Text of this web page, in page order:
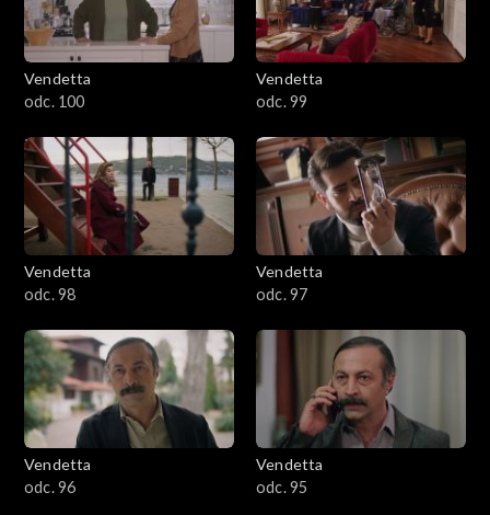
Sezon 1
Vendetta
odc. 100
Vendetta
odc. 99
Vendetta
odc. 98
Vendetta
odc. 97
Vendetta
odc. 96
Vendetta
odc. 95